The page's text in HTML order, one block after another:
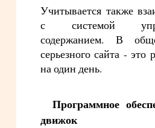
Учитывается также
с системой
содержанием. В
серьезного сайта - это
на один день.
Программное
движок